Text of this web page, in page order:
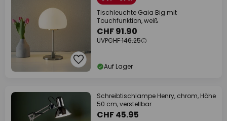
Tischleuchte Gaia Big mit
Touchfunktion, weiß
CHF 91.90
UVPCHF 146.25
Auf Lager
Schreibtischlampe Henry, chrom, Höhe
50 cm, verstellbar
CHF 45.95